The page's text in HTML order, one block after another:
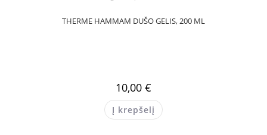
THERME HAMMAM DUŠO GELIS, 200 ML
10,00 €
Į krepšelį